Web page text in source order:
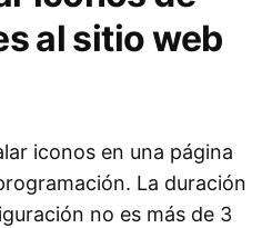
al sitio web
iconos en una página
La duración
no es más de 3